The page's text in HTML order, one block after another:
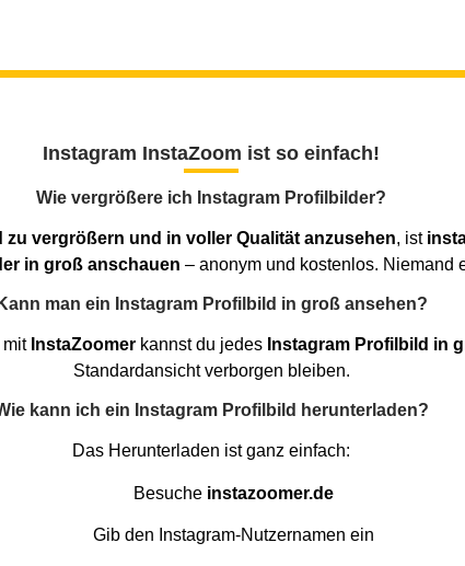
Instagram InstaZoom ist so einfach!
Wie vergrößere ich Instagram Profilbilder?
zu vergrößern und in voller Qualität anzusehen, ist
in groß anschauen – anonym und kostenlos. Niemand
Kann man ein Instagram Profilbild in groß ansehen?
mit InstaZoomerkannst du jedes Instagram Profilbild in
Standardansicht verborgen bleiben.
kann ich ein Instagram Profilbild herunterladen?
Das Herunterladen ist ganz einfach:
Besuche instazoomer.de
Gib den Instagram-Nutzernamen ein